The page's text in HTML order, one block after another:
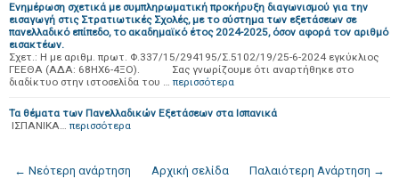
Ενημέρωση σχετικά με συμπληρωματική προκήρυξη διαγωνισμού για την
εισαγωγή στις Στρατιωτικές Σχολές, με το σύστημα των εξετάσεων σε
πανελλαδικό επίπεδο, το ακαδημαϊκό έτος 2024-2025, όσον αφορά τον αριθμό
εισακτέων.
Σχετ.: Η με αριθμ. πρωτ. Φ.337/15/294195/Σ.5102/19/25-6-2024 εγκύκλιος
ΓΕΕΘΑ (ΑΔΑ: 68ΗΧ6-4ΞΟ). Σας γνωρίζουμε ότι αναρτήθηκε στο
διαδίκτυο στην ιστοσελίδα του … περισσότερα
Τα θέματα των Πανελλαδικών Εξετάσεων στα Ισπανικά
ΙΣΠΑΝΙΚΑ… περισσότερα
← Νεότερη ανάρτηση Παλαιότερη Ανάρτηση →
Αρχική σελίδα